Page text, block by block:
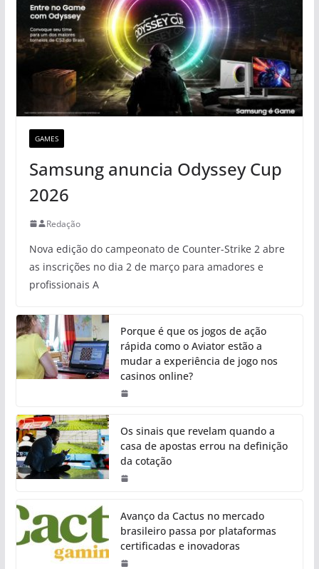
GAMES
Samsung anuncia Odyssey Cup
2026
Redação
Nova edição do campeonato de Counter-Strike 2 abre
as inscrições no dia 2 de março para amadores e
profissionais A
Porque é que os jogos de ação
rápida como o Aviator estão a
mudar a experiência de jogo nos
casinos online?
Os sinais que revelam quando a
casa de apostas errou na definição
da cotação
Avanço da Cactus no mercado
brasileiro passa por plataformas
certificadas e inovadoras